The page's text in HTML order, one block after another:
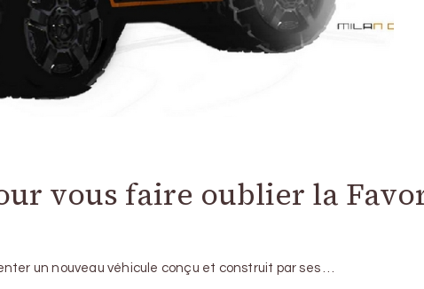
vous faire oublier la
un nouveau véhicule conçu et construit par ses …